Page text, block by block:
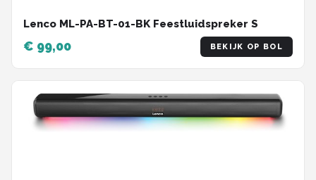
Lenco ML-PA-BT-01-BK Feestluidspreker S
€ 99,00 BEKIJK OP BOL